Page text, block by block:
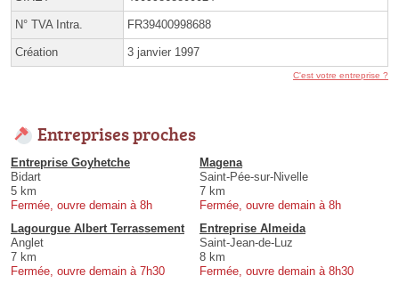
N° TVA Intra. FR39400998688
Création 3 janvier 1997
C'est votre entreprise ?
Entreprises proches
Entreprise Goyhetche
Bidart
5 km
Fermée, ouvre demain à 8h
Magena
Saint-Pée-sur-Nivelle
7 km
Fermée, ouvre demain à 8h
Lagourgue Albert Terrassement
Anglet
7 km
Fermée, ouvre demain à 7h30
Entreprise Almeida
Saint-Jean-de-Luz
8 km
Fermée, ouvre demain à 8h30